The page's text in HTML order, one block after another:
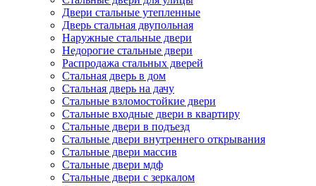
Двери стальные утепленные
Дверь стальная двупольная
Наружные стальные двери
Недорогие стальные двери
Распродажа стальных дверей
Стальная дверь в дом
Стальная дверь на дачу
Стальные взломостойкие двери
Стальные входные двери в квартиру
Стальные двери в подъезд
Стальные двери внутреннего открывания
Стальные двери массив
Стальные двери мдф
Стальные двери с зеркалом